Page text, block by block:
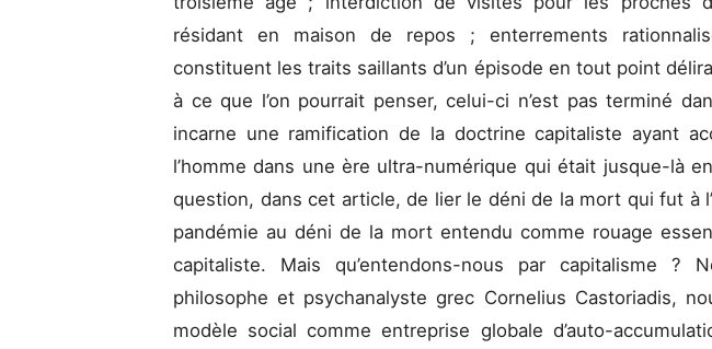
résidant en maison de repos ; enterrements
constituent les traits saillants d’un épisode en tout point
à ce que l’on pourrait penser, celui-ci n’est pas terminé
incarne une ramification de la doctrine capitaliste ayant
l’homme dans une ère ultra-numérique qui était jusque-là
question, dans cet article, de lier le déni de la mort qui fut à
pandémie au déni de la mort entendu comme rouage
capitaliste. Mais qu’entendons-nous par capitalisme ?
philosophe et psychanalyste grec Cornelius Castoriadis,
modèle social comme entreprise globale d’auto-